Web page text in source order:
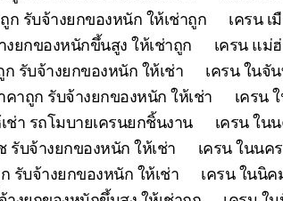
ก รับจ้างยกของหนัก ให้เช่าถูก
เครน เ
งยกของหนักขึ้นสูง ให้เช่าถูก
เครน แม่
รับจ้างยกของหนัก ให้เช่า
เครน ในจั
คาถูก รับจ้างยกของหนัก ให้เช่า
เครน
ช่า รถโมบายเครนยกชิ้นงาน
เครน ใน
รับจ้างยกของหนัก ให้เช่า
เครน ในนค
รับจ้างยกของหนัก ให้เช่า
เครน ในนิค